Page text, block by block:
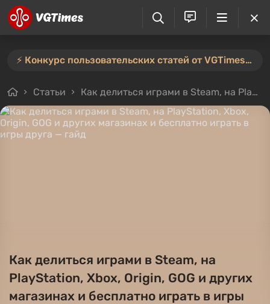
⚡️ Конкурс пользовательских статей от VGTimes продлён — участвуйте тут ⚡️
Статьи Как делиться играми в Steam, на PlayStation, Xbox, Origin, GOG и других магазинах и бесплатно играть в игры друга — гайд
Как делиться играми в Steam, на
PlayStation, Xbox, Origin, GOG и других
магазинах и бесплатно играть в игры